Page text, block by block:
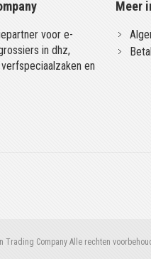
voor e-
in dhz,
en
Meer
Trading Company Alle rechten